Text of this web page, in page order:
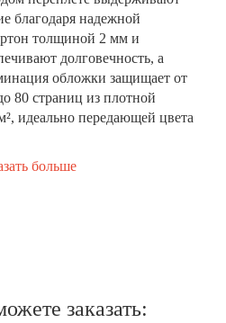
благодаря надежной
толщиной 2 мм и
долговечность, а
обложки защищает от
80 страниц из плотной
идеально передающей цвета
больше
заказать: